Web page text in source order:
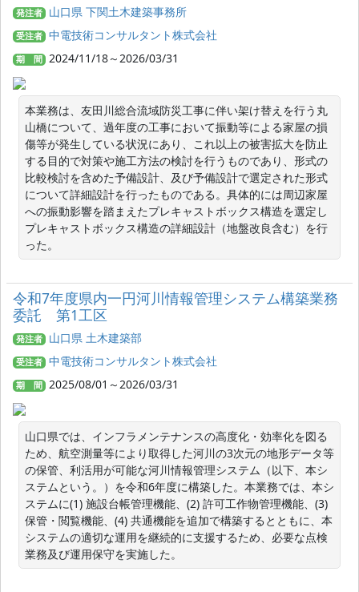
発注者 山口県 下関土木建築事務所
受注者 中電技術コンサルタント株式会社
期 間 2024/11/18～2026/03/31
本業務は、友田川総合流域防災工事に伴い架け替えを行う丸
山橋について、過年度の工事において振動等による家屋の損
傷等が発生している状況にあり、これ以上の被害拡大を防止
する目的で対策や施工方法の検討を行うものであり、形式の
比較検討を含めた予備設計、及び予備設計で選定された形式
について詳細設計を行ったものである。具体的には周辺家屋
への振動影響を踏まえたプレキャストボックス構造を選定し
プレキャストボックス構造の詳細設計（地盤改良含む）を行
った。
令和7年度県内一円河川情報管理システム構築業務
委託 第1工区
発注者 山口県 土木建築部
受注者 中電技術コンサルタント株式会社
期 間 2025/08/01～2026/03/31
山口県では、インフラメンテナンスの高度化・効率化を図る
ため、航空測量等により取得した河川の3次元の地形データ等
の保管、利活用が可能な河川情報管理システム（以下、本シ
ステムという。）を令和6年度に構築した。本業務では、本シ
ステムに(1) 施設台帳管理機能、(2) 許可工作物管理機能、(3)
保管・閲覧機能、(4) 共通機能を追加で構築するとともに、本
システムの適切な運用を継続的に支援するため、必要な点検
業務及び運用保守を実施した。